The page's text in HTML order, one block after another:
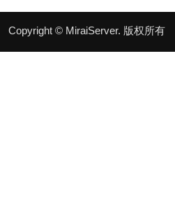
Copyright © MiraiServer. 版权所有